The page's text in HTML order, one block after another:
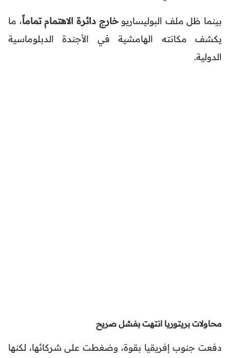
بينما ظل ملف البوليساريوخارج دائرة الاهتمام تماماً، ما
يكشف مكانته الهامشية في الأجندة الدبلوماسية
الدولية.
محاولات بريتوريا انتهت بفشل صريح
دفعت جنوب إفريقيا بقوة، وضغطت على شركائها، لكنها